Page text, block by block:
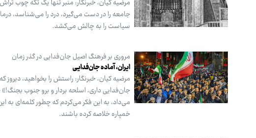
مرضیه کیان، خبرنگار: منبر تنها یک تکه چوب
جامعه را در دست می‌گیرد، درد را می‌شناسد،
سیاست را به چالش می‌کشد.
مروری بر فرهنگ اصیل جان‌فدایی در گذر زمان
ایران، آماده جان‌فدایـی
مرضیه کیان، خبرنگار: راستش را بخواهید،
جان‌فدایی داری، اسلحه بردار و برو جنوب
می‌داد، به این فکر می‌کردم که چطور کلمه‌ای به
خمپاره خلاصه کرده باشند.